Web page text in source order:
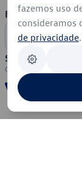
Formas de
Segurança
fazemos uso
consideramos
de privacidade.